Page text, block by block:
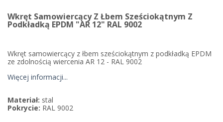
Wkręt Samowiercący Z Łbem Sześciokątnym Z
Podkładką EPDM "AR 12" RAL 9002
Wkręt samowiercący z łbem sześciokątnym z podkładką EPDM
ze zdolnością wiercenia AR 12 - RAL 9002
Więcej informacji...
Materiał: stal
Pokrycie: RAL 9002